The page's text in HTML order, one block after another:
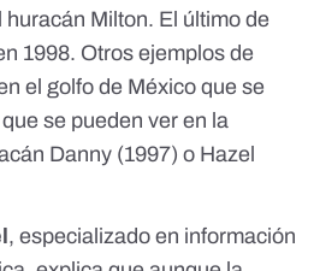
Milton. El último de
1998. Otros ejemplos de
el golfo de México que se
se pueden ver en la
Danny (1997) o Hazel
, especializado en información